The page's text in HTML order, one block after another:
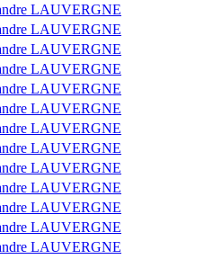
LAUVERGNE
LAUVERGNE
LAUVERGNE
LAUVERGNE
LAUVERGNE
LAUVERGNE
LAUVERGNE
LAUVERGNE
LAUVERGNE
LAUVERGNE
LAUVERGNE
LAUVERGNE
LAUVERGNE